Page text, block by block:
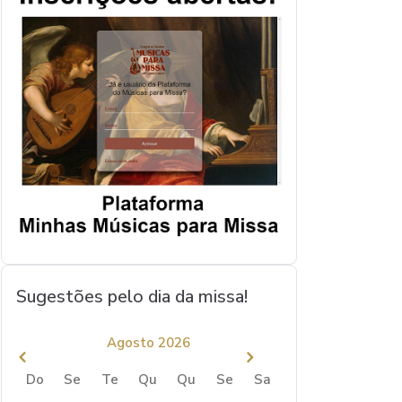
Sugestões pelo dia da missa!
Agosto 2026
Do Se Te Qu Qu Se
Sa